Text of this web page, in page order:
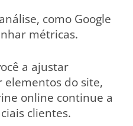
como Google
métricas.
a ajustar
do site,
online continue a
clientes.